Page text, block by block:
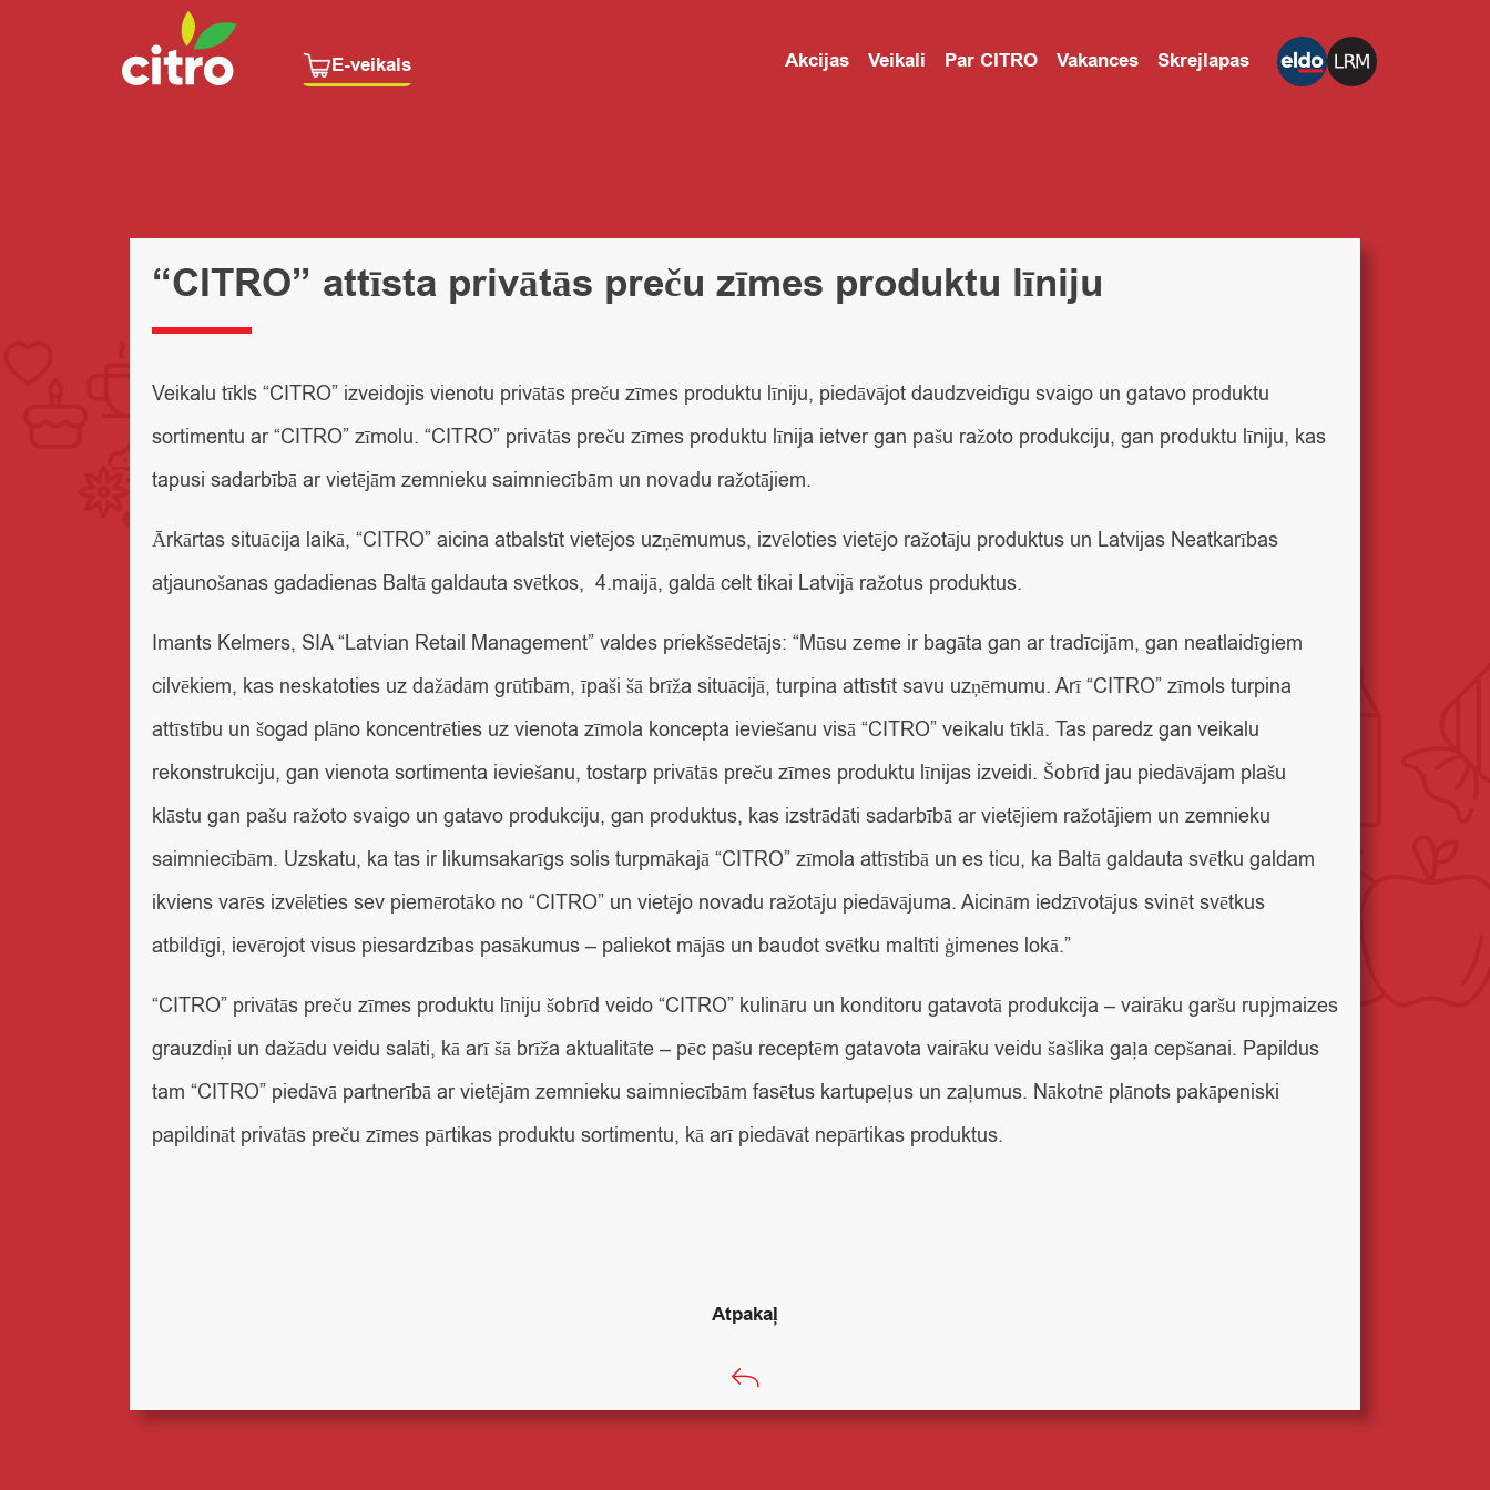
E-veikals Akcijas Veikali Par CITRO Vakances Skrejlapas
“CITRO” attīsta privātās preču zīmes produktu līniju
Veikalu tīkls “CITRO” izveidojis vienotu privātās preču zīmes produktu līniju, piedāvājot daudzveidīgu svaigo un gatavo produktu
sortimentu ar “CITRO” zīmolu. “CITRO” privātās preču zīmes produktu līnija ietver gan pašu ražoto produkciju, gan produktu līniju, kas
tapusi sadarbībā ar vietējām zemnieku saimniecībām un novadu ražotājiem.
Ārkārtas situācija laikā, “CITRO” aicina atbalstīt vietējos uzņēmumus, izvēloties vietējo ražotāju produktus un Latvijas Neatkarības
atjaunošanas gadadienas Baltā galdauta svētkos, 4.maijā, galdā celt tikai Latvijā ražotus produktus.
Imants Kelmers, SIA “Latvian Retail Management” valdes priekšsēdētājs: “Mūsu zeme ir bagāta gan ar tradīcijām, gan neatlaidīgiem
cilvēkiem, kas neskatoties uz dažādām grūtībām, īpaši šā brīža situācijā, turpina attīstīt savu uzņēmumu. Arī “CITRO” zīmols turpina
attīstību un šogad plāno koncentrēties uz vienota zīmola koncepta ieviešanu visā “CITRO” veikalu tīklā. Tas paredz gan veikalu
rekonstrukciju, gan vienota sortimenta ieviešanu, tostarp privātās preču zīmes produktu līnijas izveidi. Šobrīd jau piedāvājam plašu
klāstu gan pašu ražoto svaigo un gatavo produkciju, gan produktus, kas izstrādāti sadarbībā ar vietējiem ražotājiem un zemnieku
saimniecībām. Uzskatu, ka tas ir likumsakarīgs solis turpmākajā “CITRO” zīmola attīstībā un es ticu, ka Baltā galdauta svētku galdam
ikviens varēs izvēlēties sev piemērotāko no “CITRO” un vietējo novadu ražotāju piedāvājuma. Aicinām iedzīvotājus svinēt svētkus
atbildīgi, ievērojot visus piesardzības pasākumus – paliekot mājās un baudot svētku maltīti ģimenes lokā.”
“CITRO” privātās preču zīmes produktu līniju šobrīd veido “CITRO” kulināru un konditoru gatavotā produkcija – vairāku garšu rupjmaizes
grauzdiņi un dažādu veidu salāti, kā arī šā brīža aktualitāte – pēc pašu receptēm gatavota vairāku veidu šašlika gaļa cepšanai. Papildus
tam “CITRO” piedāvā partnerībā ar vietējām zemnieku saimniecībām fasētus kartupeļus un zaļumus. Nākotnē plānots pakāpeniski
papildināt privātās preču zīmes pārtikas produktu sortimentu, kā arī piedāvāt nepārtikas produktus.
Atpakaļ